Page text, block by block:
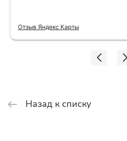
Отзыв Яндекс Карты
Назад к списку